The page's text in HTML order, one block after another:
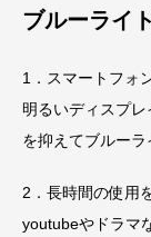
ブルーライ
1．スマートフォ
明るいディスプ
を抑えてブルーラ
2．長時間の使用
youtubeやドラマ